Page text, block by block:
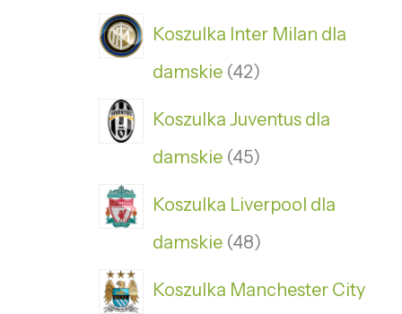
Koszulka Inter Milan dla
damskie 42
Koszulka Juventus dla
damskie 45
Koszulka Liverpool dla
damskie 48
Koszulka Manchester City